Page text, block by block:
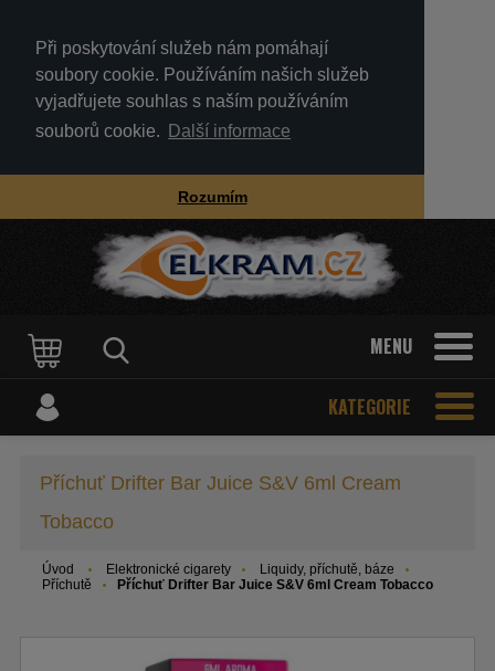
Při poskytování služeb nám pomáhají
soubory cookie. Používáním našich služeb
vyjadřujete souhlas s naším používáním
souborů cookie.
Další informace
Rozumím
MENU
KATEGORIE
Příchuť Drifter Bar Juice S&V 6ml Cream
Tobacco
Úvod Elektronické cigarety
Liquidy, příchutě, báze
Příchutě
Příchuť Drifter Bar Juice S&V 6ml Cream Tobacco